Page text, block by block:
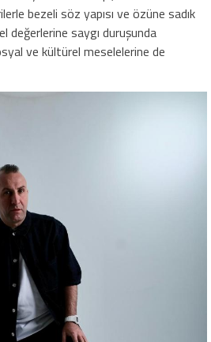
bezeli söz yapısı ve özüne sadık
değerlerine saygı duruşunda
ve kültürel meselelerine de